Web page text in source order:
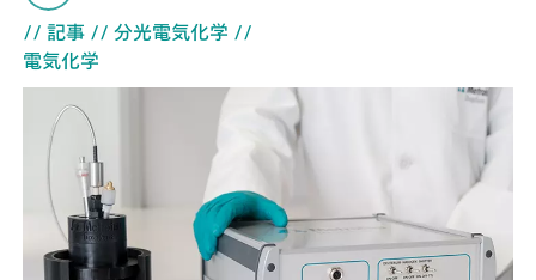
// 記事 // 分光電気化学 //
電気化学